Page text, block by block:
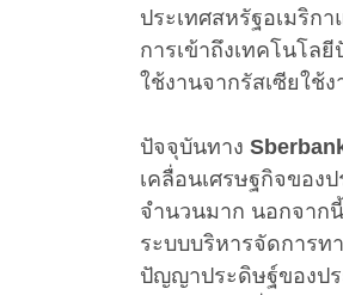
ประเทศสหรัฐอเมริก
การเข้าถึงเทคโนโล
ใช้งานจากรัสเซียใช้ง
ปัจจุบันทาง
เคลื่อนเศรษฐกิจของ
จำนวนมาก นอกจาก
ระบบบริหารจัดการท
ปัญญาประดิษฐ์ของปร